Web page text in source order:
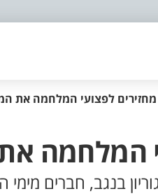
מחזירים לפצועי המלחמה את
המלחמה
בנגב, חברים